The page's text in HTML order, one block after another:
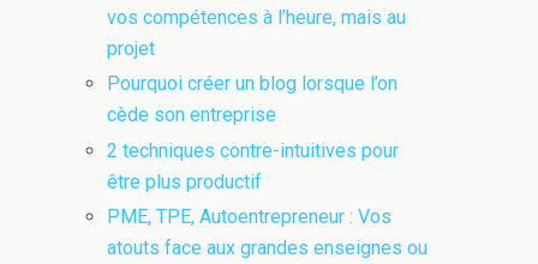
vos compétences à l’heure, mais au
projet
Pourquoi créer un blog lorsque l’on
cède son entreprise
2 techniques contre-intuitives pour
être plus productif
PME, TPE, Autoentrepreneur : Vos
atouts face aux grandes enseignes ou